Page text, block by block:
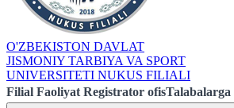
O'ZBEKISTON DAVLAT
JISMONIY TARBIYA VA SPORT
UNIVERSITETI NUKUS FILIALI
Filial Faoliyat Registrator ofisTalabalarga